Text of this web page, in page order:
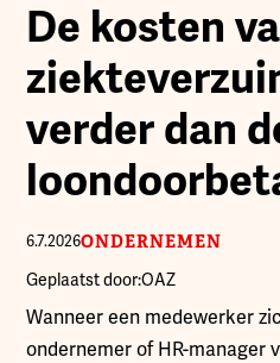
De kosten
verder dan
6.7.2026ONDERNEMEN
Geplaatst door:OAZ
Wanneer een medewerker
ondernemer of HR-manager